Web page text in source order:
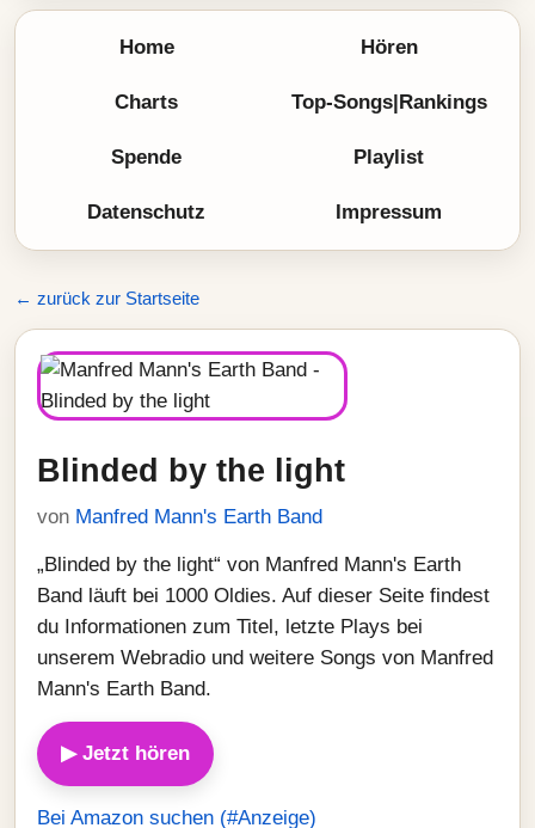
Home Hören
Charts Top-Songs|Rankings
Spende Playlist
Datenschutz Impressum
← zurück zur Startseite
Blinded by the light
von Manfred Mann's Earth Band
„Blinded by the light“ von Manfred Mann's Earth
Band läuft bei 1000 Oldies. Auf dieser Seite findest
du Informationen zum Titel, letzte Plays bei
unserem Webradio und weitere Songs von Manfred
Mann's Earth Band.
▶ Jetzt hören
Bei Amazon suchen (#Anzeige)